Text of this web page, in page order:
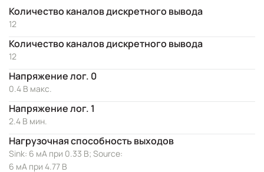
Количество каналов дискретного вывода
12
Количество каналов дискретного вывода
12
Напряжение лог. 0
0.4 В макс.
Напряжение лог. 1
2.4 В мин.
Нагрузочная способность выходов
Sink: 6 мА при 0.33 В; Source:
6 мА при 4.77 В